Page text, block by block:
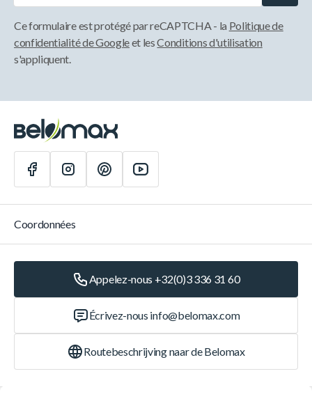
Ce formulaire est protégé par reCAPTCHA - la Politique de
confidentialité de Googleet lesConditions d'utilisation
s'appliquent.
Coordonnées
Appelez-nous +32(0)3 336 31 60
Écrivez-nous info@belomax.com
Routebeschrijving naar de Belomax